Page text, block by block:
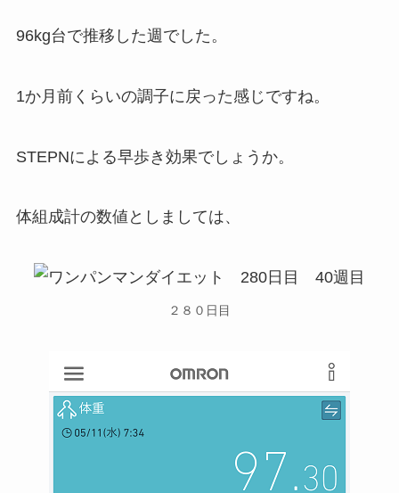
96kg台で推移した週でした。
1か月前くらいの調子に戻った感じですね。
STEPNによる早歩き効果でしょうか。
体組成計の数値としましては、
２８０日目